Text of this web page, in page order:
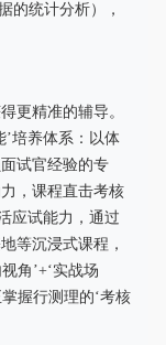
的统计分析），
更精准的辅导。
’培养体系：以体
试官经验的专
，课程直击考核
应试能力，通过
等沉浸式课程，
角’+‘实战场
握行测理的‘考核